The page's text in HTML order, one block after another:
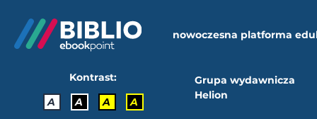
nowoczesna platforma
Kontrast:
A
A A A
Grupa wydawnicza
Helion